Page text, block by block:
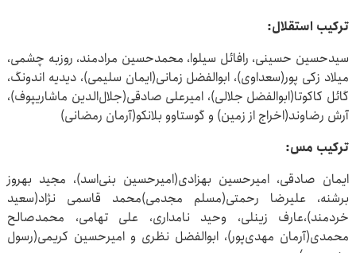
ترکیب استقلال:
سیدحسین حسینی، رافائل سیلوا، محمدحسین مرادمند، روزبه چشمی،
میلاد زکی پور(سعداوی)، ابوالفضل زمانی(ایمان سلیمی)، دیدیه اندونگ،
گائل کاکوتا(ابوالفضل جلالی)، امیرعلی صادقی(جلال‌الدین ماشاریپوف)،
آرش رضاوند(اخراج از زمین) و گوستاوو بلانکو(آرمان رمضانی)
ترکیب مس:
ایمان صادقی، امیرحسین بهزادی(امیرحسین بنی‌اسد)، مجید بهروز
برشنه، علیرضا رحمتی(مسلم مجدمی)محمد قاسمی نژاد(سعید
خردمند)،عارف زینلی، وحید نامداری، علی تهامی، محمدصالح
محمدی(آرمان مهدی‌پور)، ابوالفضل نظری و امیرحسین کریمی(رسول